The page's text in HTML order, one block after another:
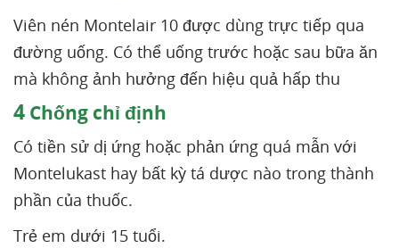
Viên nén Montelair 10 được dùng trực tiếp qua
đường uống. Có thể uống trước hoặc sau bữa ăn
mà không ảnh hưởng đến hiệu quả hấp thu
4 Chống chỉ định
Có tiền sử dị ứng hoặc phản ứng quá mẫn với
Montelukast hay bất kỳ tá dược nào trong thành
phần của thuốc.
Trẻ em dưới 15 tuổi.